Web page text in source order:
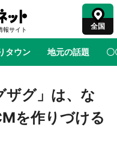
全国
タウン 地元の話題 〇
ありがとう 物語がはじ
ザグ」は、な
を作りづける